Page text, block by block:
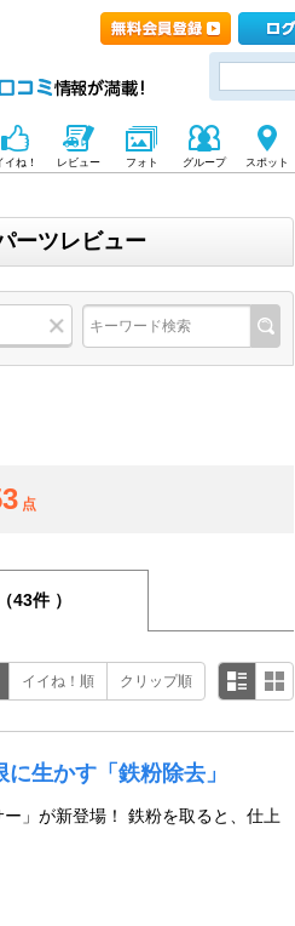
イね！ レビュー フォト グループ スポット
ーツレビュー
点
（43件 ）
イイね！順 クリップ順
生かす「鉄粉除去」
」が新登場！ 鉄粉を取ると、仕上